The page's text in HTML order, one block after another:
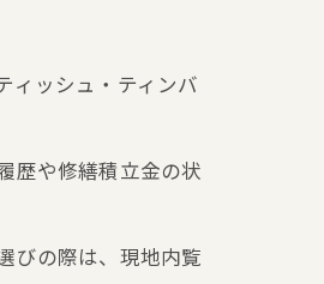
ィッシュ・ティンバ
歴や修繕積立金の状
びの際は、現地内覧